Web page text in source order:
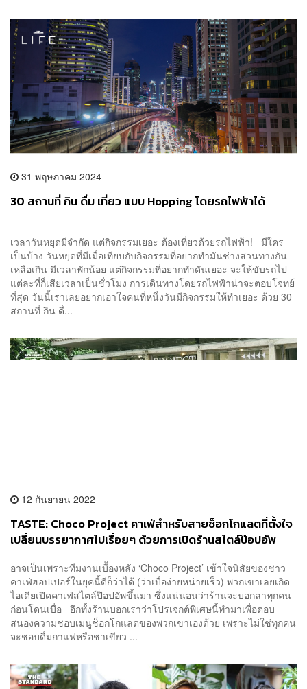
31 พฤษภาคม 2024
30 สถานที่ กิน ดื่ม เที่ยว แบบ Hopping โดยรถไฟฟ้าได้
เวลาวันหยุดมีจำกัด แต่กิจกรรมเยอะ ต้องเที่ยวด้วยรถไฟฟ้า! มีใคร
เป็นบ้าง วันหยุดที่มีเมื่อเทียบกับกิจกรรมที่อยากทำมันช่างสวนทางกัน
เหลือเกิน มีเวลาพักน้อย แต่กิจกรรมที่อยากทำดันเยอะ จะให้ขับรถไป
แต่ละที่ก็เสียเวลาเป็นชั่วโมง การเดินทางโดยรถไฟฟ้าน่าจะตอบโจทย์
ที่สุด วันนี้เราเลยอยากเอาใจคนที่หนึ่งวันมีกิจกรรมให้ทำเยอะ ด้วย 30
สถานที่ กิน ดื่...
12 กันยายน 2022
TASTE: Choco Project คาเฟ่สำหรับสายช็อกโกแลตที่ตั้งใจ
เปลี่ยนบรรยากาศไปเรื่อยๆ ด้วยการเปิดร้านสไตล์ป๊อปอัพ
อาจเป็นเพราะทีมงานเบื้องหลัง ‘Choco Project’ เข้าใจนิสัยของชาว
คาเฟ่ฮอปเปอร์ในยุคนี้ดีก็ว่าได้ (ว่าเบื่อง่ายหน่ายเร็ว) พวกเขาเลยเกิด
ไอเดียเปิดคาเฟ่สไตล์ป๊อปอัพขึ้นมา ซึ่งแน่นอนว่าร้านจะบอกลาทุกคน
ก่อนโดนเบื่อ อีกทั้งร้านบอกเราว่าโปรเจกต์พิเศษนี้ทำมาเพื่อตอบ
สนองความชอบเมนูช็อกโกแลตของพวกเขาเองด้วย เพราะไม่ใช่ทุกคน
จะชอบดื่มกาแฟหรือชาเขียว ...